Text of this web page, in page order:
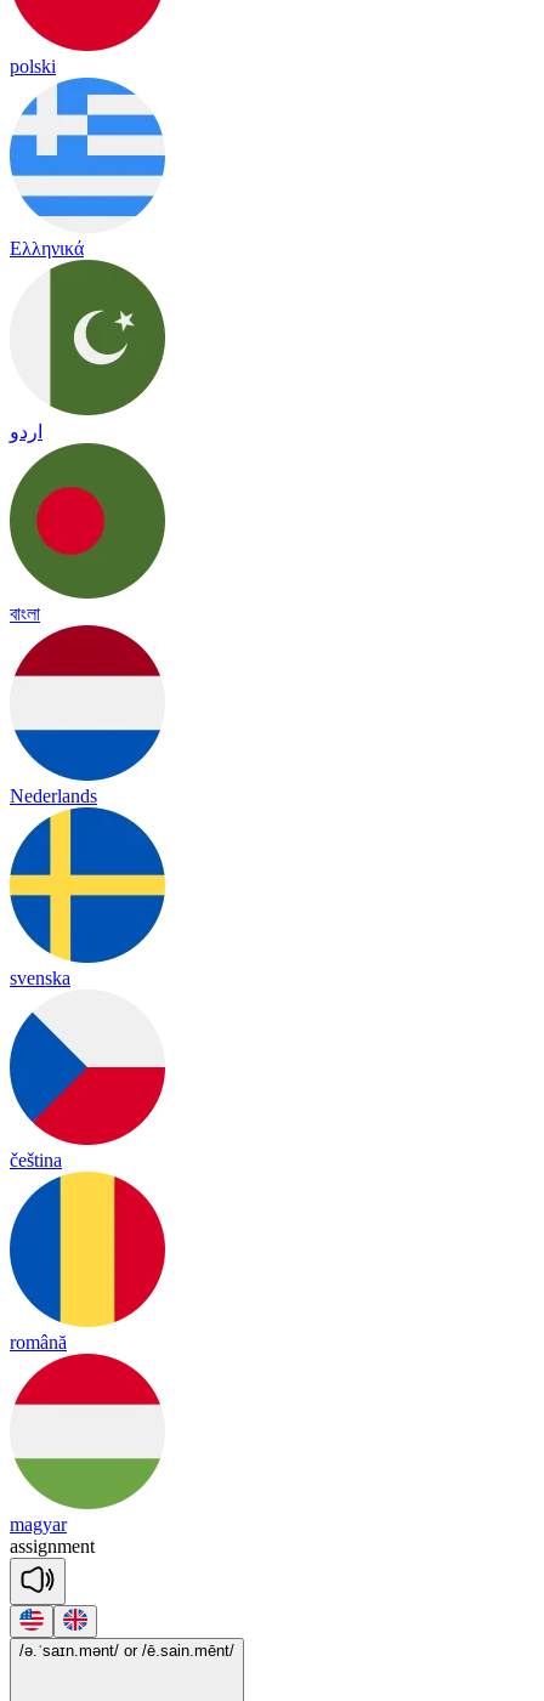
polski
Ελληνικά
اردو
বাংলা
Nederlands
svenska
čeština
română
magyar
assignment
/ə.ˈsaɪn.mənt/ or /ē.sain.mēnt/